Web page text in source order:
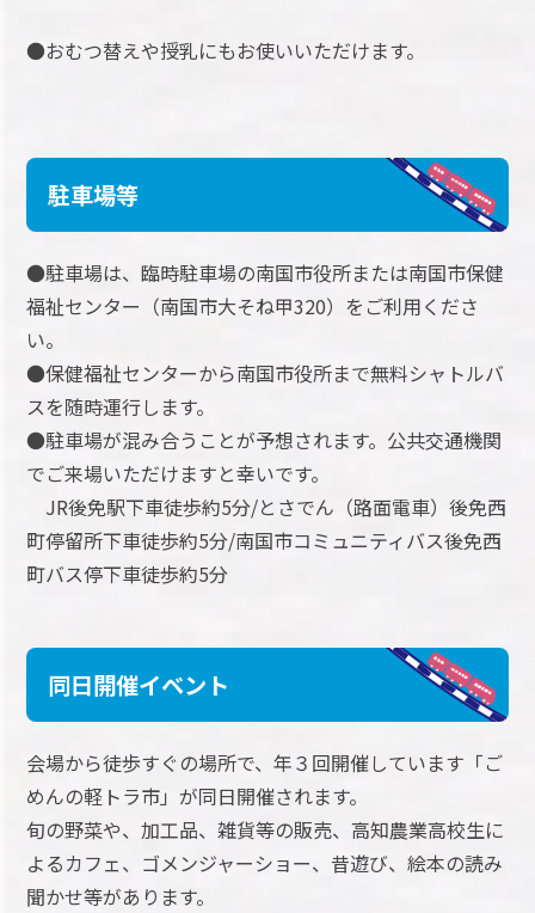
●おむつ替えや授乳にもお使いいただけます。
駐車場等
●駐車場は、臨時駐車場の南国市役所または南国市保健
福祉センター（南国市大そね甲320）をご利用くださ
い。
●保健福祉センターから南国市役所まで無料シャトルバ
スを随時運行します。
●駐車場が混み合うことが予想されます。公共交通機関
でご来場いただけますと幸いです。
JR後免駅下車徒歩約5分/とさでん（路面電車）後免西
町停留所下車徒歩約5分/南国市コミュニティバス後免西
町バス停下車徒歩約5分
同日開催イベント
会場から徒歩すぐの場所で、年３回開催しています「ご
めんの軽トラ市」が同日開催されます。
旬の野菜や、加工品、雑貨等の販売、高知農業高校生に
よるカフェ、ゴメンジャーショー、昔遊び、絵本の読み
聞かせ等があります。